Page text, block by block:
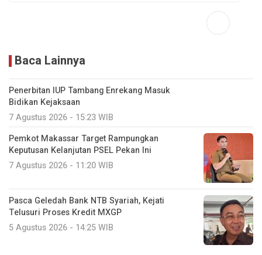
Baca Lainnya
Penerbitan IUP Tambang Enrekang Masuk
Bidikan Kejaksaan
7 Agustus 2026 - 15:23 WIB
Pemkot Makassar Target Rampungkan
Keputusan Kelanjutan PSEL Pekan Ini
7 Agustus 2026 - 11:20 WIB
Pasca Geledah Bank NTB Syariah, Kejati
Telusuri Proses Kredit MXGP
5 Agustus 2026 - 14:25 WIB